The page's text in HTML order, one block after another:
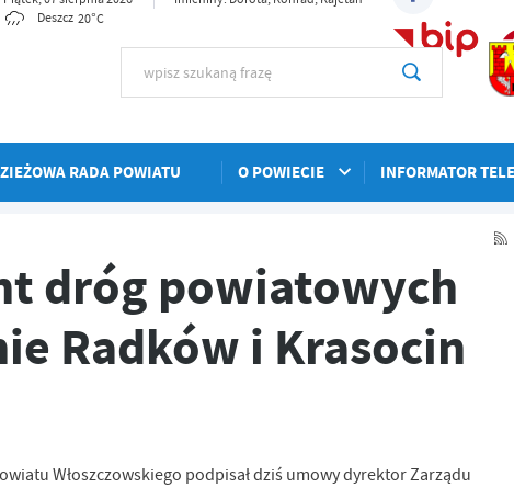
Deszcz 20°C
RADA POWIATU O POWIECIE INFORMATOR
dróg powiatowych
Radków i Krasocin
Włoszczowskiego podpisał dziś umowy dyrektor Zarządu